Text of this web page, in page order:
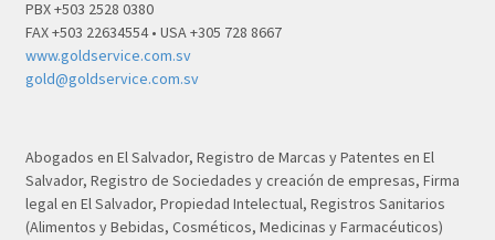
PBX +503 2528 0380
FAX +503 22634554 • USA +305 728 8667
www.goldservice.com.sv
gold@goldservice.com.sv
Abogados en El Salvador, Registro de Marcas y Patentes en El
Salvador, Registro de Sociedades y creación de empresas, Firma
legal en El Salvador, Propiedad Intelectual, Registros Sanitarios
(Alimentos y Bebidas, Cosméticos, Medicinas y Farmacéuticos)